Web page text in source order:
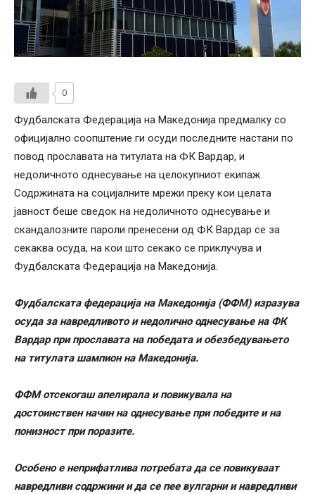
0
Фудбалската Федерација на Македонија предмалку со
официјално соопштение ги осуди последните настани по
повод прославата на титулата на ФК Вардар, и
недоличното однесување на целокупниот екипаж.
Содржината на социјалните мрежи преку кои целата
јавност беше сведок на недоличното однесување и
скандалозните пароли пренесени од ФК Вардар се за
секаква осуда, на кои што секако се приклучува и
Фудбалската Федерација на Македонија.
Фудбалската федерација на Македонија (ФФМ) изразува
осуда за навредливото и недолично однесување на ФК
Вардар при прославата на победата и обезбедувањето
на титулата шампион на Македонија.
ФФМ отсекогаш апелирала и повикувала на
достоинствен начин на однесување при победите и на
понизност при поразите.
Особено е неприфатлива потребата да се повикуваат
навредливи содржини и да се пее вулгарни и навредливи